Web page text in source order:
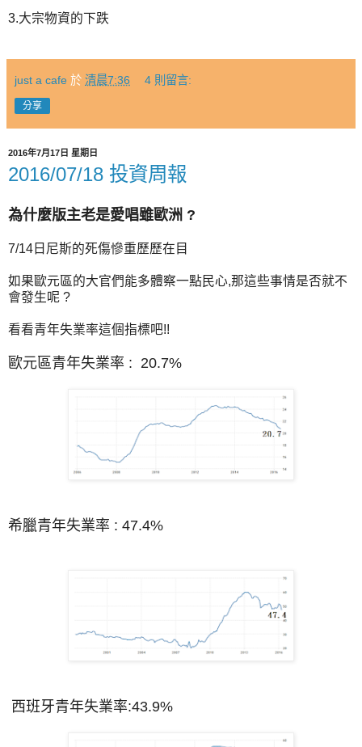
3.大宗物資的下跌
just a cafe 於 清晨7:36 4 則留言:
分享
2016年7月17日 星期日
2016/07/18 投資周報
為什麼版主老是愛唱雖歐洲 ?
7/14日尼斯的死傷慘重歷歷在目
如果歐元區的大官們能多體察一點民心,那這些事情是否就不
會發生呢 ?
看看青年失業率這個指標吧!!
歐元區青年失業率 : 20.7%
希臘青年失業率 : 47.4%
西班牙青年失業率:43.9%